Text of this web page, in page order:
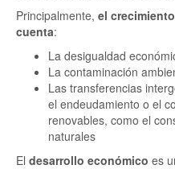
Principalmente, el
cuenta:
La desigualdad
La contaminación
Las transferencias
el endeudamiento o el
renovables, como el
naturales
El desarrollo económico es